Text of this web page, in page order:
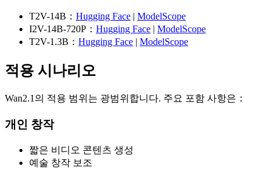
T2V-14B： Hugging Face | ModelScope
I2V-14B-720P： Hugging Face | ModelScope
T2V-1.3B： Hugging Face | ModelScope
적용 시나리오
Wan2.1의 적용 범위는 광범위합니다. 주요 포함 사항은：
개인 창작
짧은 비디오 콘텐츠 생성
예술 창작 보조